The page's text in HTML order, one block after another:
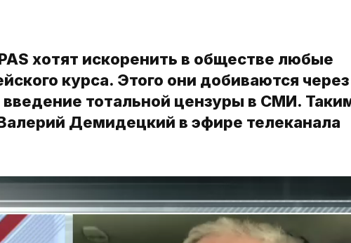
хотят искоренить в обществе любые
курса. Этого они добиваются через
тотальной цензуры в СМИ.
Демидецкий в эфире телеканала